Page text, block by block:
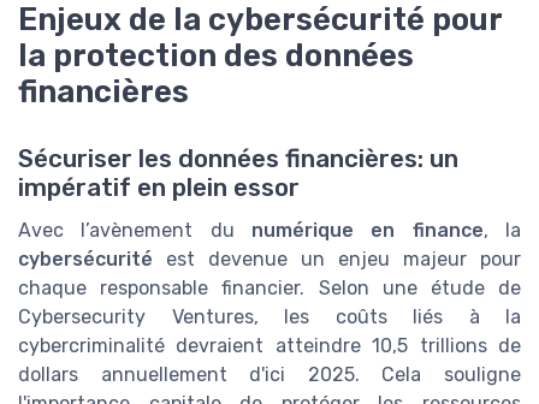
Enjeux de la cybersécurité pour
la protection des données
financières
Sécuriser les données financières: un
impératif en plein essor
Avec l’avènement du numérique en finance, la
cybersécurité est devenue un enjeu majeur pour
chaque responsable financier. Selon une étude de
Cybersecurity Ventures, les coûts liés à la
cybercriminalité devraient atteindre 10,5 trillions de
dollars annuellement d'ici 2025. Cela souligne